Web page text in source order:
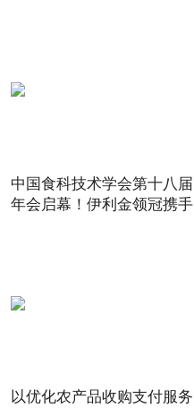
中国食科技术学会第十八届
年会启幕！伊利金领冠携手
以优化农产品收购支付服务